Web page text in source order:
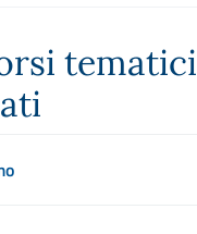
tematici